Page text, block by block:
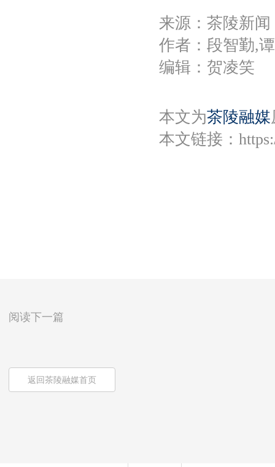
来源：茶陵新闻
作者：段智勤,
编辑：贺凌笑
本文为茶陵融媒
本文链接：
阅读下一篇
返回茶陵融媒首页